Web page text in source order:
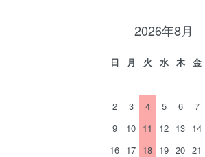
2026年8月
日 月 火 水 木 金
2
3 4 5 6 7
9
10 11 12 13 14
16 17 18 19 20 21